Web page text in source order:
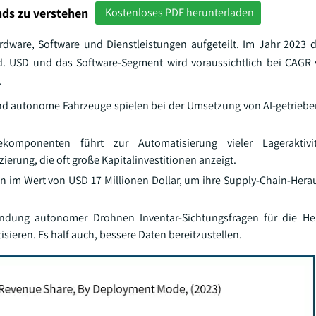
zu verstehen Kostenloses PDF herunterladen
Software und Dienstleistungen aufgeteilt. Im Jahr 2023
und das Software-Segment wird voraussichtlich bei
autonome Fahrzeuge spielen bei der Umsetzung von AI-
führt zur Automatisierung vieler
die oft große Kapitalinvestitionen anzeigt.
Wert von USD 17 Millionen Dollar, um ihre Supply-Chain-
autonomer Drohnen Inventar-Sichtungsfragen für die
Es half auch, bessere Daten bereitzustellen.